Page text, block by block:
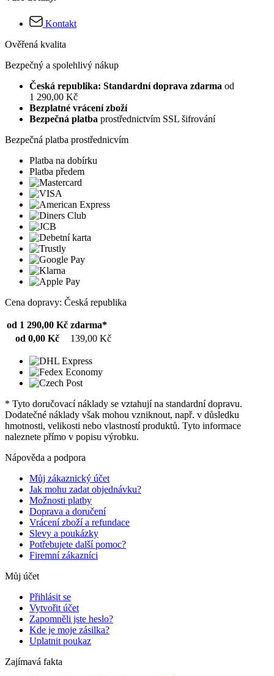
Kontakt
Ověřená kvalita
Bezpečný a spolehlivý nákup
Česká republika: Standardní doprava zdarma od
1 290,00 Kč
Bezplatné vrácení zboží
Bezpečná platba prostřednictvím SSL šifrování
Bezpečná platba prostřednicvím
Platba na dobírku
Platba předem
Cena dopravy: Česká republika
od 1 290,00 Kč zdarma*
od 0,00 Kč
139,00 Kč
* Tyto doručovací náklady se vztahují na standardní dopravu.
Dodatečné náklady však mohou vzniknout, např. v důsledku
hmotnosti, velikosti nebo vlastností produktů. Tyto informace
naleznete přímo v popisu výrobku.
Nápověda a podpora
Můj zákaznický účet
Jak mohu zadat objednávku?
Možnosti platby
Doprava a doručení
Vrácení zboží a refundace
Slevy a poukázky
Potřebujete další pomoc?
Firemní zákazníci
Můj účet
Přihlásit se
Vytvořit účet
Zapomněli jste heslo?
Kde je moje zásilka?
Uplatnit poukaz
Zajímavá fakta